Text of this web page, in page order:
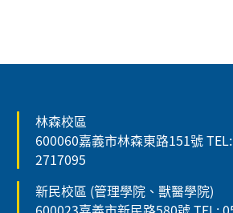
林森校區
600060嘉義市林森東路151號
2717095
新民校區 (管理學院、獸醫學院)